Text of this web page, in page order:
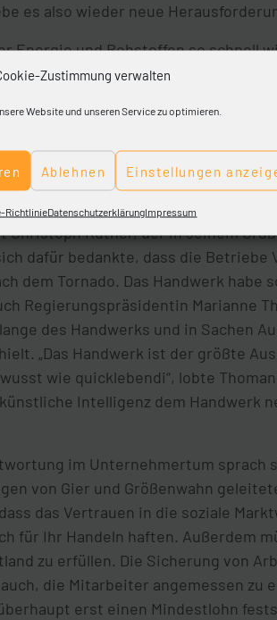
Zustimmung verwalten
Website und unseren Service zu optimieren.
Ablehnen Einstellungen
RichtlinieDatenschutzerklärungImpressum
es also wieder neue
Energie und Rohstoffen so schnell
und Energieeffizienz wolle,
Energiewende nicht
beitragen könne, brauche es
Hürden und
und zwar mit einer digitalen
Rüther, der in seinem
dafür bedankte, dass die Betriebe
dem Tornado. Das Handwerk habe
Regierungspräsidentin Marianne
des Handwerks und in Sachen
„Das Handwerk ist der größte
wie quicklebendi“, lobte
Intelligenz dem Handwerk
im Unternehmertum sprach
von Gier und Größenwahn
das Vertrauen in die soziale
für Ihr Handeln haften. Außerdem
zu erfüllen. Die Sicherung von
die Mitarbeiter angemessen zu
erst einen Mindestlohn